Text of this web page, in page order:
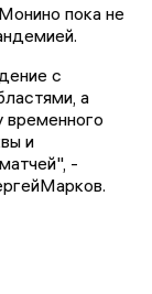
пока не
с
а
временного
и
-